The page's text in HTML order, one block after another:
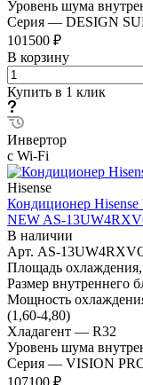
Уровень шума
Серия — DESIGN
101500 ₽
В корзину
Купить в 1 клик
Инвертор
с Wi-Fi
Hisense
Кондиционер
NEW AS-
В наличии
Арт. AS-
Площадь
Размер внутреннего
Мощность
(1,60-4,80)
Хладагент — R32
Уровень шума
Серия — VISION
107100 ₽